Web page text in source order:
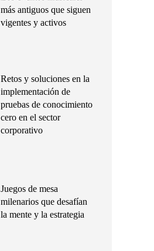
más antiguos que siguen
vigentes y activos
Retos y soluciones en la
implementación de
pruebas de conocimiento
cero en el sector
corporativo
Juegos de mesa
milenarios que desafían
la mente y la estrategia